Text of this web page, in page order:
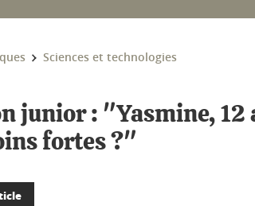
Sciences et technologies
junior : "Yasmine, 12
fortes ?"